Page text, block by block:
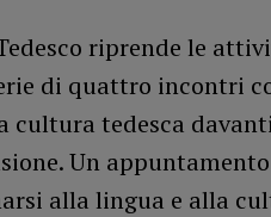
riprende le
di quattro incontri
cultura tedesca
Un
alla lingua e alla